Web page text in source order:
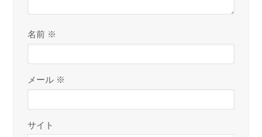
名前 ※
メール ※
サイト